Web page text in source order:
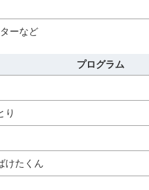
ターなど
プログラム
たくん